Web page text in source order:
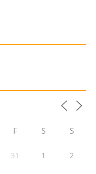
F S S
31 1 2